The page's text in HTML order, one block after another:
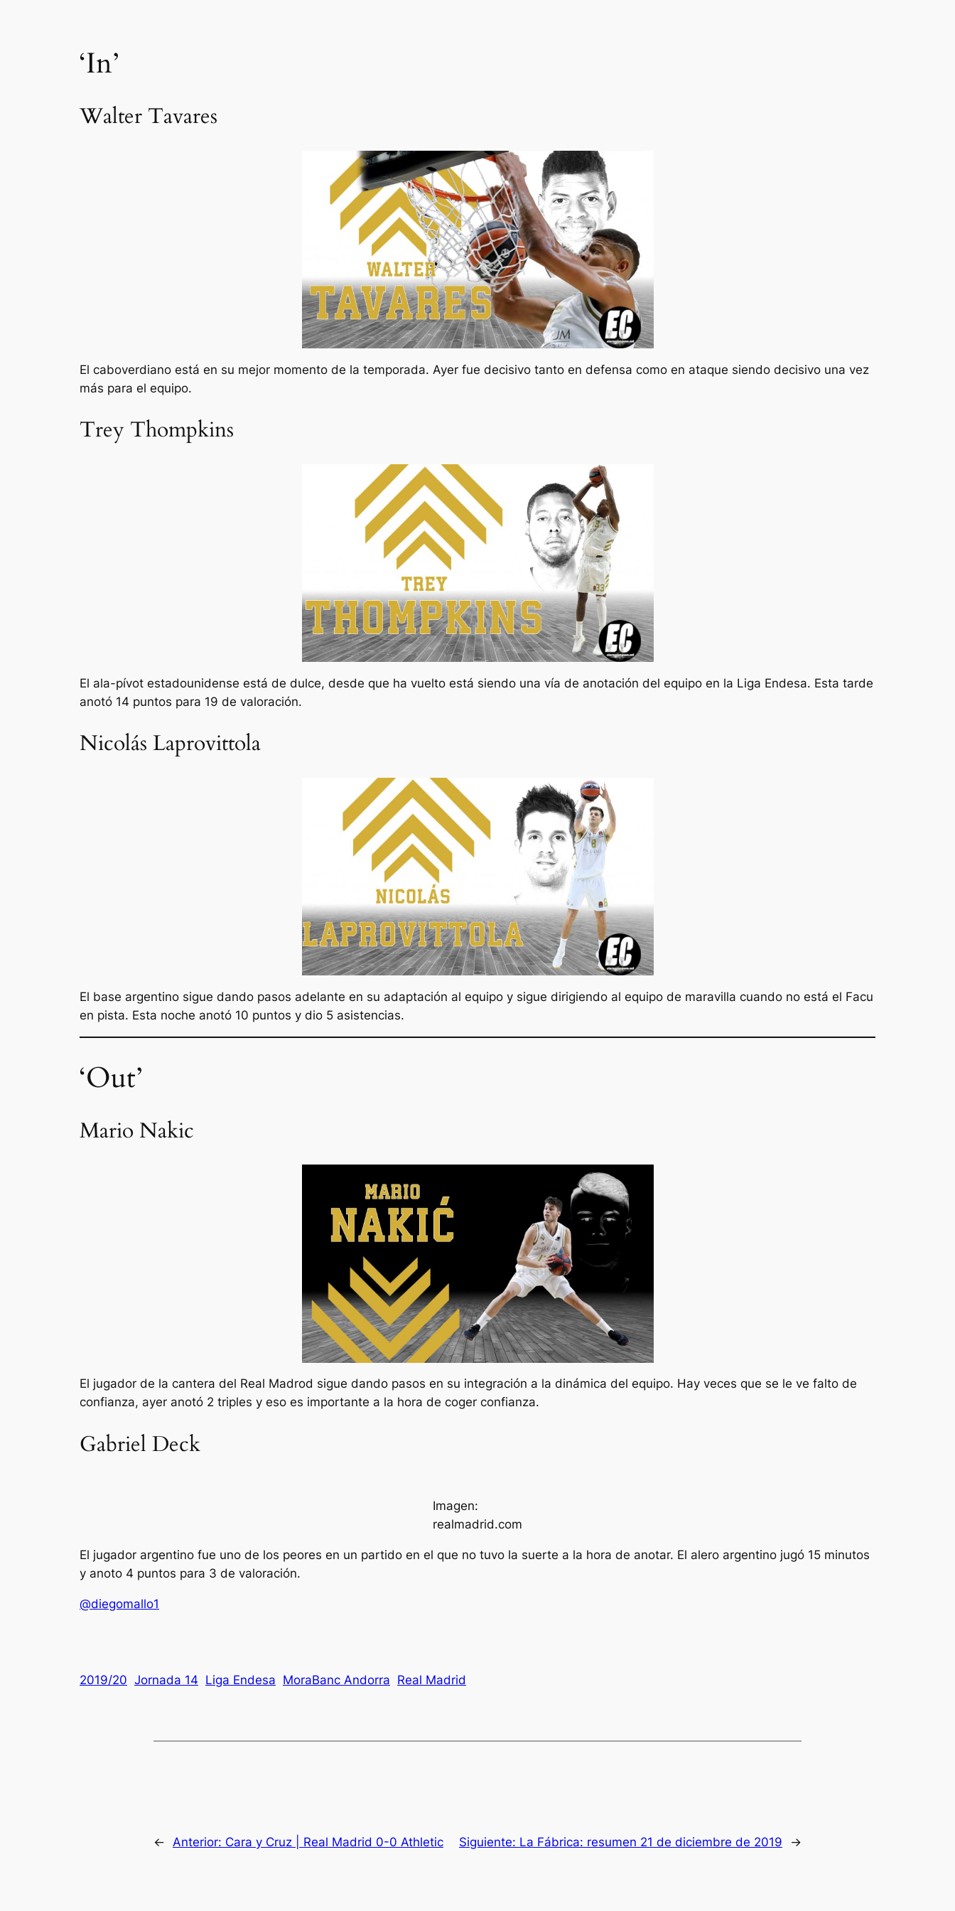
‘In’
Walter Tavares
El caboverdiano está en su mejor momento de la temporada. Ayer fue decisivo tanto en defensa como en ataque siendo decisivo una vez
más para el equipo.
Trey Thompkins
El ala-pívot estadounidense está de dulce, desde que ha vuelto está siendo una vía de anotación del equipo en la Liga Endesa. Esta tarde
anotó 14 puntos para 19 de valoración.
Nicolás Laprovittola
El base argentino sigue dando pasos adelante en su adaptación al equipo y sigue dirigiendo al equipo de maravilla cuando no está el Facu
en pista. Esta noche anotó 10 puntos y dio 5 asistencias.
‘Out’
Mario Nakic
El jugador de la cantera del Real Madrod sigue dando pasos en su integración a la dinámica del equipo. Hay veces que se le ve falto de
confianza, ayer anotó 2 triples y eso es importante a la hora de coger confianza.
Gabriel Deck
Imagen:
realmadrid.com
El jugador argentino fue uno de los peores en un partido en el que no tuvo la suerte a la hora de anotar. El alero argentino jugó 15 minutos
y anoto 4 puntos para 3 de valoración.
@diegomallo1
2019/20 Jornada 14 Liga Endesa MoraBanc Andorra Real Madrid
← Anterior: Cara y Cruz | Real Madrid 0-0 Athletic Siguiente: La Fábrica: resumen 21 de diciembre de 2019 →